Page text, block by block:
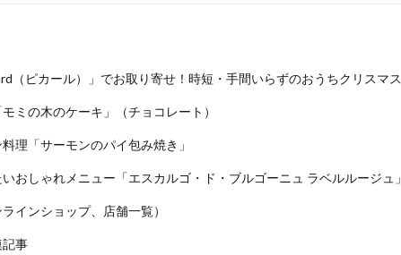
（ピカール）」でお取り寄せ！時短・手間いらずのおうちクリスマス
ミの木のケーキ」（チョコレート）
理「サーモンのパイ包み焼き」
おしゃれメニュー「エスカルゴ・ド・ブルゴーニュ ラベルルージュ」
インショップ、店舗一覧）
事